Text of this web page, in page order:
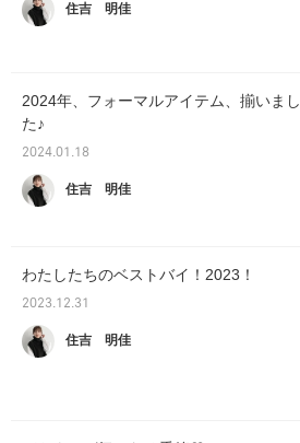
住吉 明佳
2024年、フォーマルアイテム、揃いまし
た♪
2024.01.18
住吉 明佳
わたしたちのベストバイ！2023！
2023.12.31
住吉 明佳